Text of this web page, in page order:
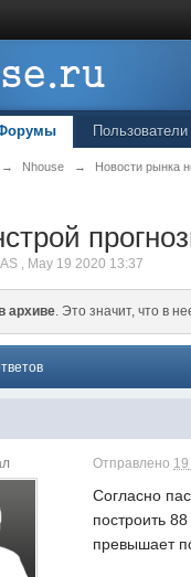
Пользователи
→ Nhouse → Новости рынка
, May 19 2020 13:37
архиве. Это значит, что в
Отправлено
Согласно
построить
превышает